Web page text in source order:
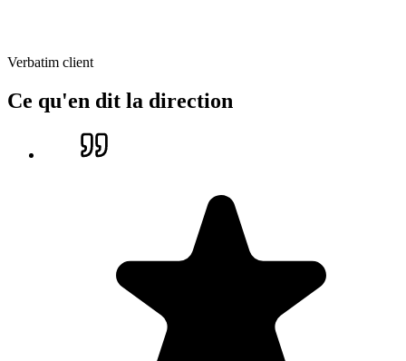
Verbatim client
Ce qu'en dit la direction